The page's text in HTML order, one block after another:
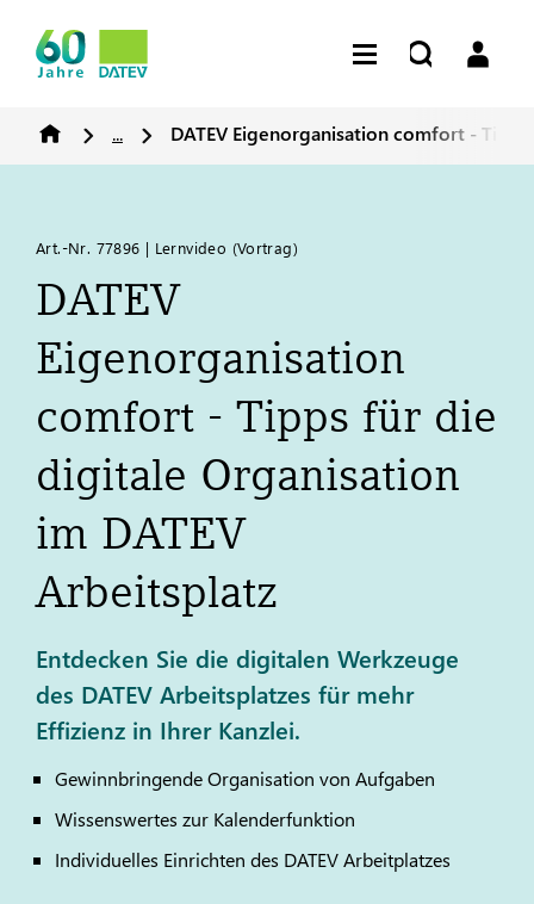
... DATEV Eigenorganisation comfort -
Art.-Nr. 77896 | Lernvideo (Vortrag)
DATEV
Eigenorganisation
comfort - Tipps für die
digitale Organisation
im DATEV
Arbeitsplatz
Entdecken Sie die digitalen Werkzeuge
des DATEV Arbeitsplatzes für mehr
Effizienz in Ihrer Kanzlei.
Gewinnbringende Organisation von Aufgaben
Wissenswertes zur Kalenderfunktion
Individuelles Einrichten des DATEVArbeitplatzes